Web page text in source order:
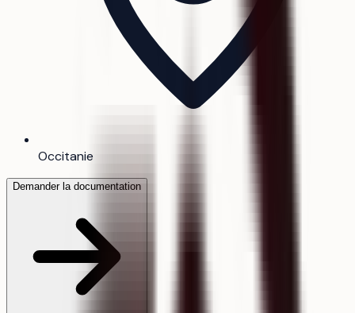
Occitanie
Demander la documentation